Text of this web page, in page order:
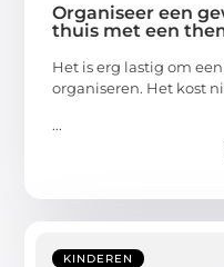
Organiseer een
thuis met een
Het is erg lastig om
organiseren. Het kost
...
KINDEREN